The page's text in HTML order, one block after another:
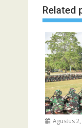
Related
Agustus